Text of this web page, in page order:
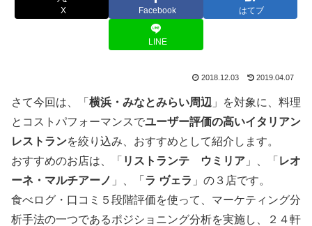
X Facebook はてブ
LINE
2018.12.03 2019.04.07
さて今回は、「 横浜・みなとみらい周辺 」を対象に、料理
とコストパフォーマンスでユーザー評価の高いイタリアン
レストランを絞り込み、おすすめとして紹介します。
おすすめのお店は、「 リストランテ ウミリア 」、「 レオ
ーネ・マルチアーノ 」、「 ラ ヴェラ 」の３店です。
食べログ・口コミ５段階評価を使って、マーケティング分
析手法の一つであるポジショニング分析を実施し、２４軒